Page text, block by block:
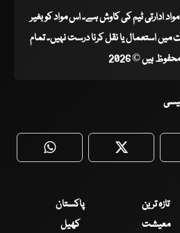
مواد ادارتی ٹیم کی کاوش ہے۔ اس مواد کو بغیر
استعمال یا نقل کرنا درست نہیں۔ تمام
ہیں © 2026
WhatsApp Twitter
تازہ ترین
پاکستان
معیشت
کھیل